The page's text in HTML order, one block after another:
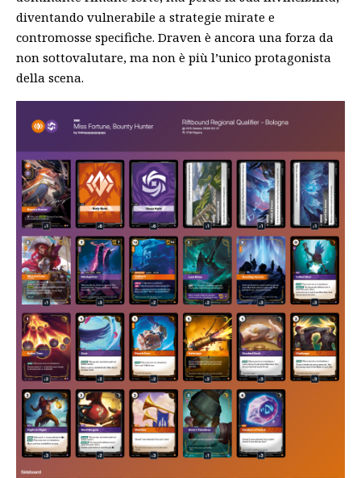
diventando vulnerabile a strategie mirate e
contromosse specifiche. Draven è ancora una forza da
non sottovalutare, ma non è più l’unico protagonista
della scena.